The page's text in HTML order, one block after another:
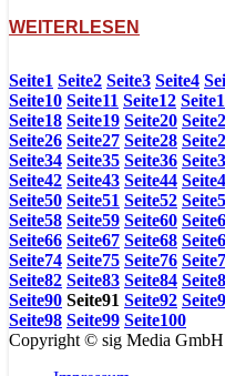
WEITERLESEN
Seite1 Seite2 Seite3 Seite4
Seite10 Seite11 Seite12 Seite
Seite18 Seite19 Seite20 Seite
Seite26 Seite27 Seite28 Seite
Seite34 Seite35 Seite36 Seite
Seite42 Seite43 Seite44 Seite
Seite50 Seite51 Seite52 Seite
Seite58 Seite59 Seite60 Seite
Seite66 Seite67 Seite68 Seite
Seite74 Seite75 Seite76 Seite
Seite82 Seite83 Seite84 Seite
Seite90 Seite91 Seite92 Seite
Seite98 Seite99 Seite100
Copyright © sig Media GmbH